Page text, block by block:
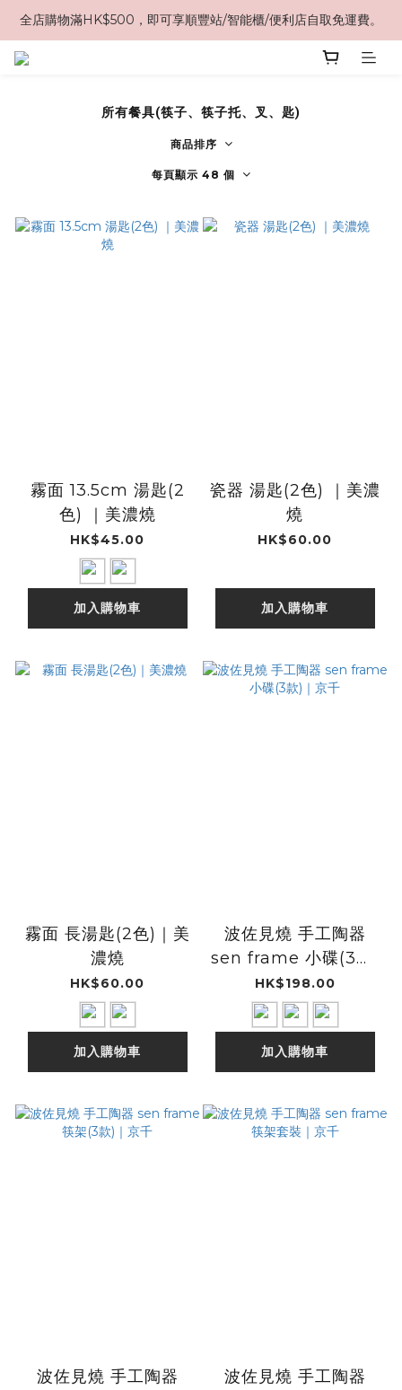
全店購物滿HK$500，即可享順豐站/智能櫃/便利店自取免運費。
所有餐具(筷子、筷子托、叉、匙)
商品排序
每頁顯示 48 個
霧面 13.5cm 湯匙(2
色) ｜美濃燒
HK$45.00
加入購物車
瓷器 湯匙(2色) ｜美濃
燒
HK$60.00
加入購物車
霧面 長湯匙(2色)｜美
濃燒
HK$60.00
加入購物車
波佐見燒 手工陶器
sen frame 小碟(3款)
｜京千
HK$198.00
加入購物車
波佐見燒 手工陶器
波佐見燒 手工陶器